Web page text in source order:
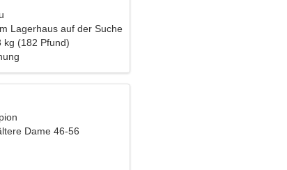
Lagerhaus auf der Suche
Frau
kg (182 Pfund)
Dame 46-56